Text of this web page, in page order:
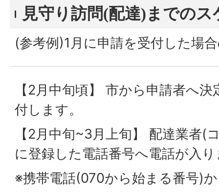
見守り訪問(配達)までの
(参考例)1月に申請を受付した場
【2月中旬頃】 市から申請者へ
付します。
【2月中旬~3月上旬】 配達業者(
に登録した電話番号へ電話が入
※携帯電話(070から始まる番号)